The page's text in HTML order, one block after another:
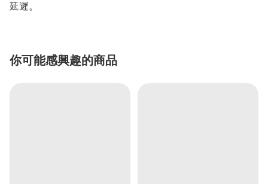
延遲。
你可能感興趣的商品